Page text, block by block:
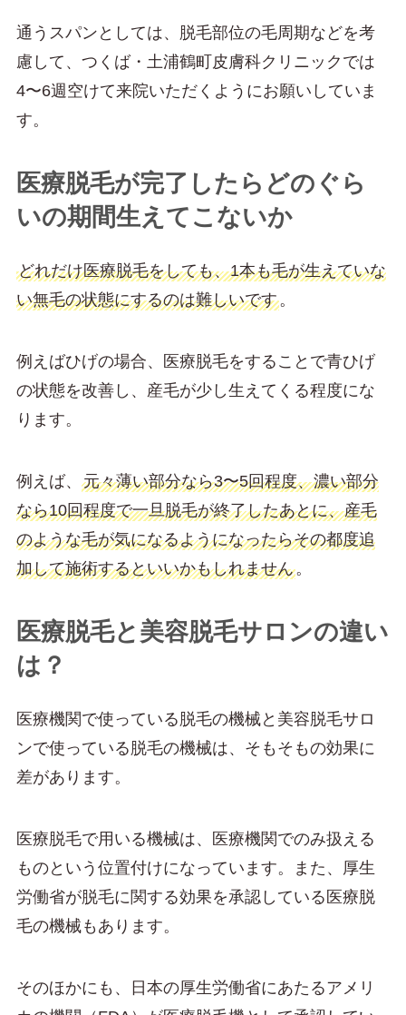
通うスパンとしては、脱毛部位の毛周期などを考
慮して、つくば・土浦鶴町皮膚科クリニックでは
4〜6週空けて来院いただくようにお願いしていま
す。
医療脱毛が完了したらどのぐら
いの期間生えてこないか
どれだけ医療脱毛をしても、1本も毛が生えていな
い無毛の状態にするのは難しいです。
例えばひげの場合、医療脱毛をすることで青ひげ
の状態を改善し、産毛が少し生えてくる程度にな
ります。
例えば、 元々薄い部分なら3〜5回程度、濃い部分
なら10回程度で一旦脱毛が終了したあとに、産毛
のような毛が気になるようになったらその都度追
加して施術するといいかもしれません。
医療脱毛と美容脱毛サロンの違い
は？
医療機関で使っている脱毛の機械と美容脱毛サロ
ンで使っている脱毛の機械は、そもそもの効果に
差があります。
医療脱毛で用いる機械は、医療機関でのみ扱える
ものという位置付けになっています。また、厚生
労働省が脱毛に関する効果を承認している医療脱
毛の機械もあります。
そのほかにも、日本の厚生労働省にあたるアメリ